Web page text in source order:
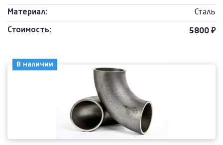
Материал: Сталь
Стоимость: 5800 ₽
В наличии